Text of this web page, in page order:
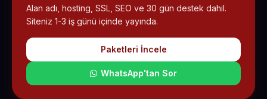
Alan adı, hosting, SSL, SEO ve 30 gün destek dahil.
Siteniz 1-3 iş günü içinde yayında.
Paketleri İncele
WhatsApp'tan Sor